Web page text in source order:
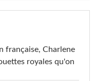
française, Charlene
royales qu'on